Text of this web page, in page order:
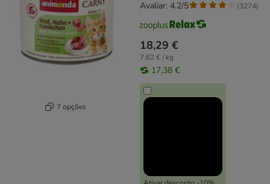
7 opções
18,29 €
7,62 € / kg
17,38 €
Avaliar: 4.2/5 (3274)